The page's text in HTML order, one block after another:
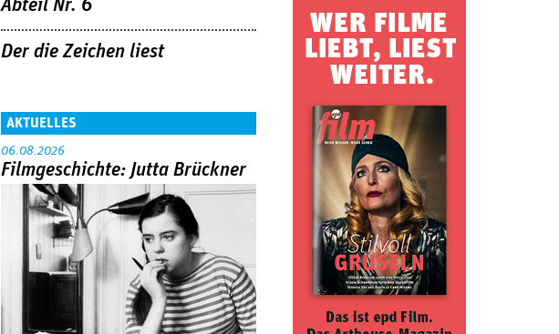
Abteil Nr. 6
Der die Zeichen liest
AKTUELLES
06.08.2026
Filmgeschichte: Jutta Brückner